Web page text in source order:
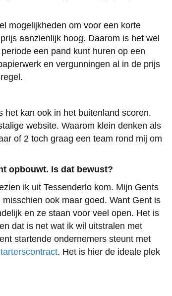
mogelijkheden om voor een korte
aanzienlijk hoog. Daarom is het wel
een pand kunt huren op een
en vergunningen al in de prijs
kan ook in het buitenland scoren.
website. Waarom klein denken als
of 2 toch graag een team rond mij om
opbouwt. Is dat bewust?
ik uit Tessenderlo kom. Mijn Gents
ook maar goed. Want Gent is
en ze staan voor veel open. Het is
dat is net wat ik wil uitstralen met
startende ondernemers steunt met
. Het is hier de ideale plek